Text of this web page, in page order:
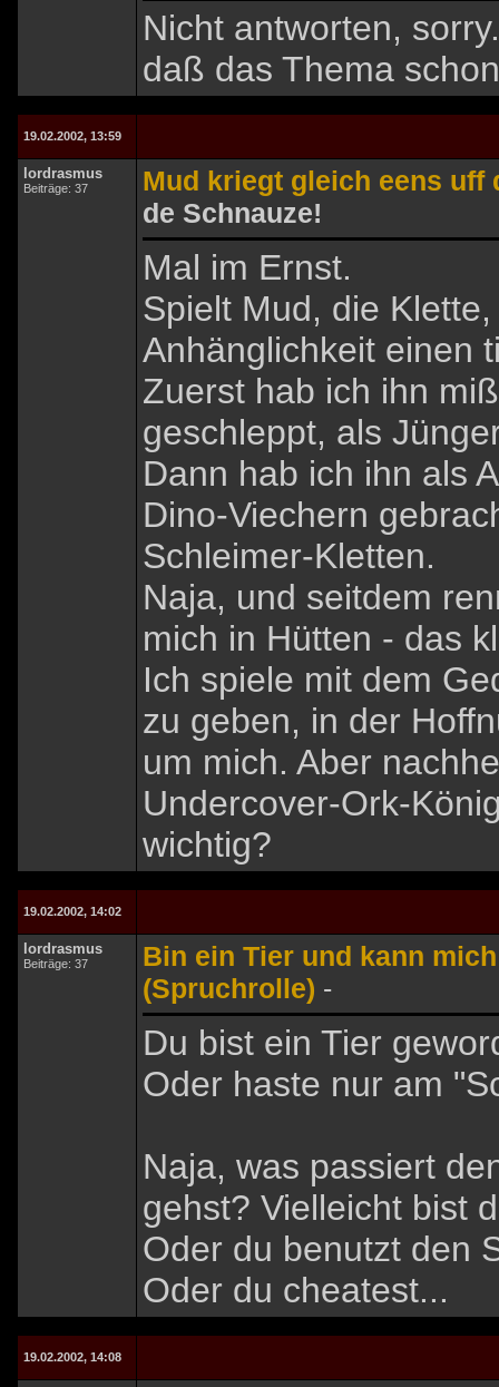
Nicht antworten,
daß das Thema
19.02.2002, 13:59
lordrasmus
Beiträge: 37
Mud kriegt gleich eens uff
de Schnauze!
Mal im Ernst.
Spielt Mud, die
Anhänglichkeit einen
Zuerst hab ich ihn
geschleppt, als
Dann hab ich ihn als
Dino-Viechern
Schleimer-Kletten.
Naja, und seitdem
mich in Hütten - das
Ich spiele mit dem
zu geben, in der
um mich. Aber
Undercover-Ork-
wichtig?
19.02.2002, 14:02
lordrasmus
Beiträge: 37
Bin ein Tier und kann
(Spruchrolle) -
Du bist ein Tier
Oder haste nur am
Naja, was passiert
gehst? Vielleicht bist
Oder du benutzt den
Oder du cheatest...
19.02.2002, 14:08